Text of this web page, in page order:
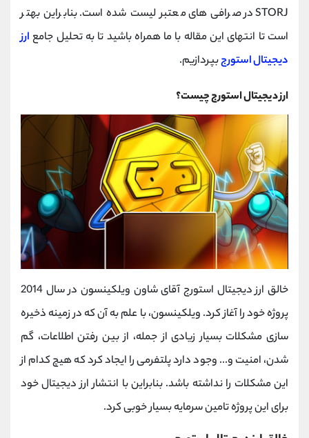
STORJ در صرافی های معتبر لیست شده است. بنابراین بهتر
است تا انتهای این مقاله با ما همراه باشید تا به تحلیل جامع ارز
دیجیتال استورجبپردازیم.
ارز دیجیتال استورج چیست؟
خالق ارز دیجیتال استورج آقای شاون ویلکینسون در سال 2014
پروژه خود را آغاز کرد. ویلکینسون، با علم به آن که در زمینه ذخیره
سازی مشکلات بسیار زیادی از جمله، از بین رفتن اطلاعات، گم
شدن، امنیت و... وجود دارد پلتفرمی را ایجاد کرد که هیچ کدام از
این مشکلات را نداشته باشد. بنابراین با انتشار ارز دیجیتال خود
برای این پروژه تامین سرمایه بسیار خوبی کرد.